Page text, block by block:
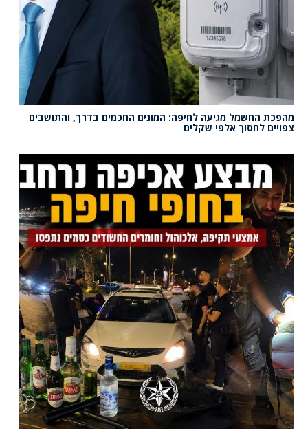
מהפכת החשמל מגיעה לחיפה: המונים החכמים בדרך, והתושבים
צפויים לחסוך אלפי שקלים